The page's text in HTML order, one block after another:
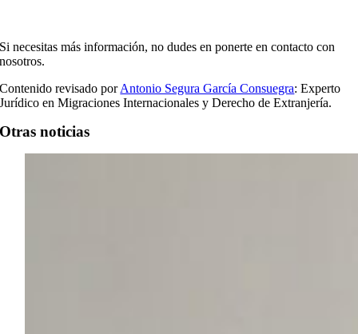
Si necesitas más información, no dudes en ponerte en contacto con
nosotros.
Contenido revisado porAntonio Segura García Consuegra: Experto
Jurídico en Migraciones Internacionales y Derecho de Extranjería.
Otras noticias